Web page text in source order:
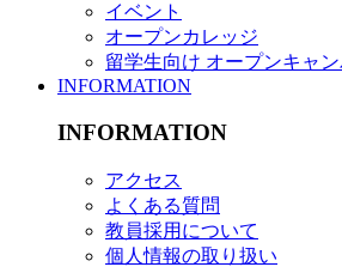
イベント
オープンカレッジ
留学生向け オープンキャン
INFORMATION
INFORMATION
アクセス
よくある質問
教員採用について
個人情報の取り扱い